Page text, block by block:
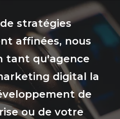
stratégies
affinées, nous
tant qu'agence
digital la
de
ou de votre